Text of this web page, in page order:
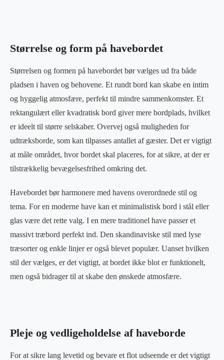
Størrelse og form på havebordet
Størrelsen og formen på havebordet bør vælges ud fra både
pladsen i haven og behovene. Et rundt bord kan skabe en intim
og hyggelig atmosfære, perfekt til mindre sammenkomster. Et
rektangulært eller kvadratisk bord giver mere bordplads, hvilket
er ideelt til større selskaber. Overvej også muligheden for
udtræksborde, som kan tilpasses antallet af gæster. Det er vigtigt
at måle området, hvor bordet skal placeres, for at sikre, at der er
tilstrækkelig bevægelsesfrihed omkring det.
Havebordet bør harmonere med havens overordnede stil og
tema. For en moderne have kan et minimalistisk bord i stål eller
glas være det rette valg. I en mere traditionel have passer et
massivt træbord perfekt ind. Den skandinaviske stil med lyse
træsorter og enkle linjer er også blevet populær. Uanset hvilken
stil der vælges, er det vigtigt, at bordet ikke blot er funktionelt,
men også bidrager til at skabe den ønskede atmosfære.
Pleje og vedligeholdelse af haveborde
For at sikre lang levetid og bevare et flot udseende er det vigtigt